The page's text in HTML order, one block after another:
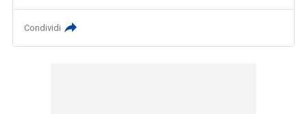
Condividi